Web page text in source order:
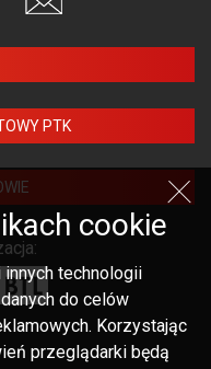
PTK
cookie
technologii
do celów
Korzystając
przeglądarki będą